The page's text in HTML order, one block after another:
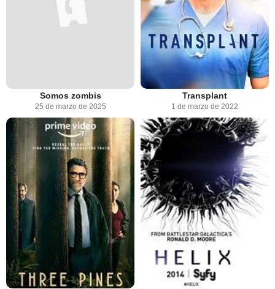
Somos zombis
25 de marzo de 2025
Transplant
1 de marzo de 2022